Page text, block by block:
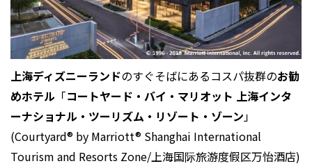
上海ディズニーランドのすぐそばにあるコスパ抜群のお勧
めホテル 「コートヤード・バイ・マリオット 上海インタ
ーナショナル・ツーリズム・リゾート・ゾーン」
(Courtyard® by Marriott® Shanghai International
Tourism and Resorts Zone/上海国际旅游度假区万怡酒店)